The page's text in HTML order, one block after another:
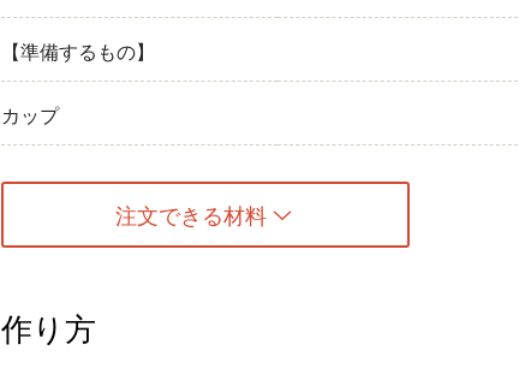
【準備するもの】
カップ
注文できる材料
作り方